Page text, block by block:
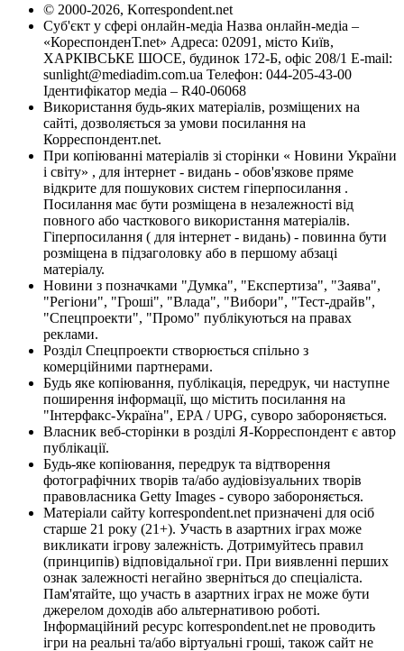
© 2000-2026, Korrespondent.net
Суб'єкт у сфері онлайн-медіа Назва онлайн-медіа –
«КореспонденТ.net» Адреса: 02091, місто Київ,
ХАРКІВСЬКЕ ШОСЕ, будинок 172-Б, офіс 208/1 E-mail:
sunlight@mediadim.com.ua Телефон: 044-205-43-00
Ідентифікатор медіа – R40-06068
Використання будь-яких матеріалів, розміщених на
сайті, дозволяється за умови посилання на
Корреспондент.net.
При копіюванні матеріалів зі сторінки « Новини України
і світу» , для інтернет - видань - обов'язкове пряме
відкрите для пошукових систем гіперпосилання .
Посилання має бути розміщена в незалежності від
повного або часткового використання матеріалів.
Гіперпосилання ( для інтернет - видань) - повинна бути
розміщена в підзаголовку або в першому абзаці
матеріалу.
Новини з позначками "Думка", "Експертиза", "Заява",
"Регіони", "Гроші", "Влада", "Вибори", "Тест-драйв",
"Спецпроекти", "Промо" публікуються на правах
реклами.
Розділ Спецпроекти створюється спільно з
комерційними партнерами.
Будь яке копіювання, публікація, передрук, чи наступне
поширення інформації, що містить посилання на
"Інтерфакс-Україна", EPA / UPG, суворо забороняється.
Власник веб-сторінки в розділі Я-Корреспондент є автор
публікації.
Будь-яке копіювання, передрук та відтворення
фотографічних творів та/або аудіовізуальних творів
правовласника Getty Images - суворо забороняється.
Матеріали сайту korrespondent.net призначені для осіб
старше 21 року (21+). Участь в азартних іграх може
викликати ігрову залежність. Дотримуйтесь правил
(принципів) відповідальної гри. При виявленні перших
ознак залежності негайно зверніться до спеціаліста.
Пам'ятайте, що участь в азартних іграх не може бути
джерелом доходів або альтернативою роботі.
Інформаційний ресурс korrespondent.net не проводить
ігри на реальні та/або віртуальні гроші, також сайт не